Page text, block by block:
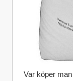
Var köper